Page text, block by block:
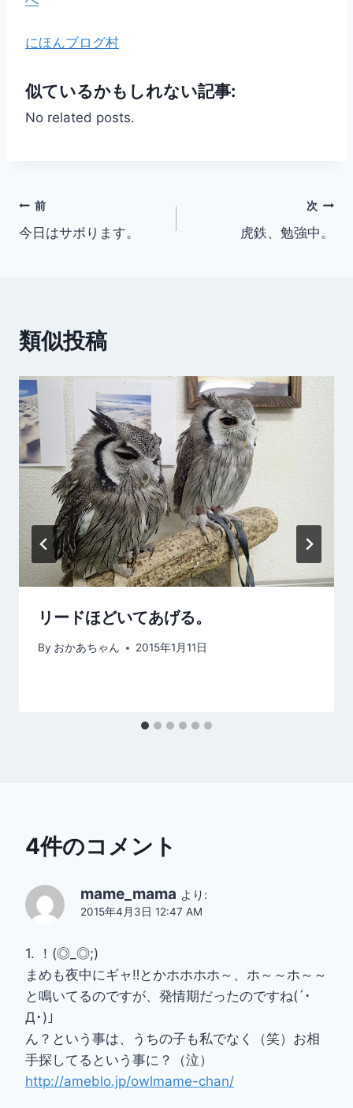
にほんブログ村
似ているかもしれない記事:
No related posts.
投
稿
ゲ
ー
シ
ョ
ン
前
今日はサボります。
次
虎鉄、勉強中。
類似投稿
リードほどいてあげる。
By おかあちゃん 2015年1月11日
4件のコメント
mame_mama より:
2015年4月3日 12:47 AM
1. ！(◎_◎;)
まめも夜中にギャ‼︎とかホホホホ～、ホ～～ホ～～
と鳴いてるのですが、発情期だったのですね(´･
Д･)」
ん？という事は、うちの子も私でなく（笑）お相
手探してるという事に？（泣）
http://ameblo.jp/owlmame-chan/